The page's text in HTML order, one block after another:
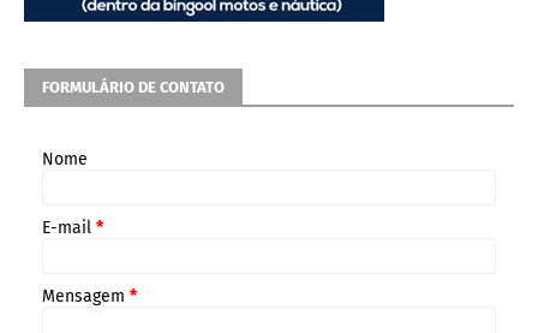
FORMULÁRIO DE CONTATO
Nome
E-mail *
Mensagem *